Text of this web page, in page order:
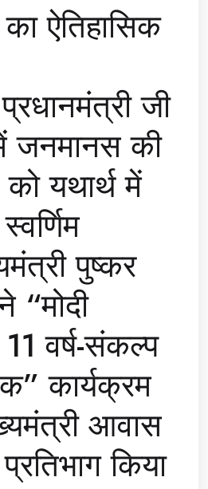
ऐतिहासिक
जी
जनमानस की
यथार्थ में
पुष्कर
“मोदी
वर्ष-संकल्प
कार्यक्रम
आवास
किया